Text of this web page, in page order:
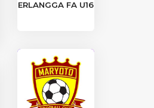
ERLANGGA FA U16